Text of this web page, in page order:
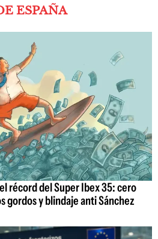
ESPAÑA
récord del Super Ibex 35: cero
gordos y blindaje anti Sánchez